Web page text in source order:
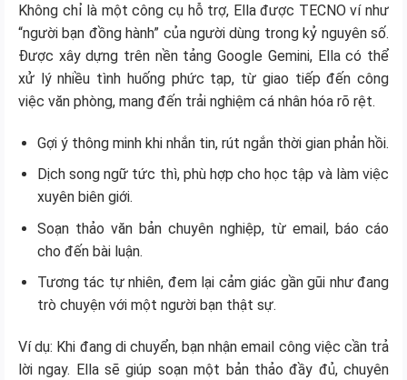
Không chỉ là một công cụ hỗ trợ, Ella được TECNO ví như
“người bạn đồng hành” của người dùng trong kỷ nguyên số.
Được xây dựng trên nền tảng Google Gemini, Ella có thể
xử lý nhiều tình huống phức tạp, từ giao tiếp đến công
việc văn phòng, mang đến trải nghiệm cá nhân hóa rõ rệt.
Gợi ý thông minh khi nhắn tin, rút ngắn thời gian phản hồi.
Dịch song ngữ tức thì, phù hợp cho học tập và làm việc
xuyên biên giới.
Soạn thảo văn bản chuyên nghiệp, từ email, báo cáo
cho đến bài luận.
Tương tác tự nhiên, đem lại cảm giác gần gũi như đang
trò chuyện với một người bạn thật sự.
Ví dụ: Khi đang di chuyển, bạn nhận email công việc cần trả
lời ngay. Ella sẽ giúp soạn một bản thảo đầy đủ, chuyên